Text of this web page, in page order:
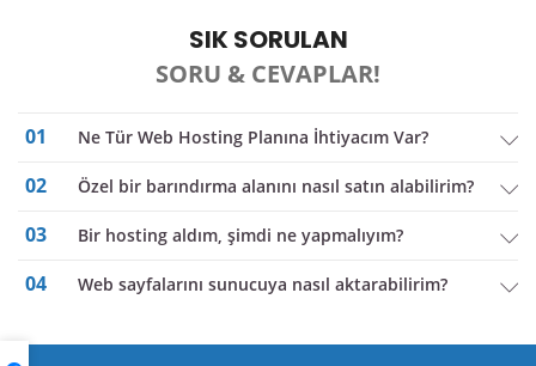
SIK SORULAN
SORU & CEVAPLAR!
01 Ne Tür Web Hosting Planına İhtiyacım Var?
02 Özel bir barındırma alanını nasıl satın alabilirim?
03 bir hosting aldım, şimdi ne yapmalıyım?
04 Web sayfalarını sunucuya nasıl aktarabilirim?